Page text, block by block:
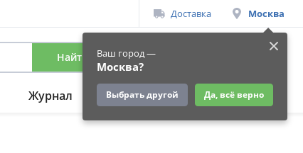
Доставка Москва
Ваш город —
Москва?
Выбрать другой Да, всё верно
Найти Вход
Журнал Подарки Ещё